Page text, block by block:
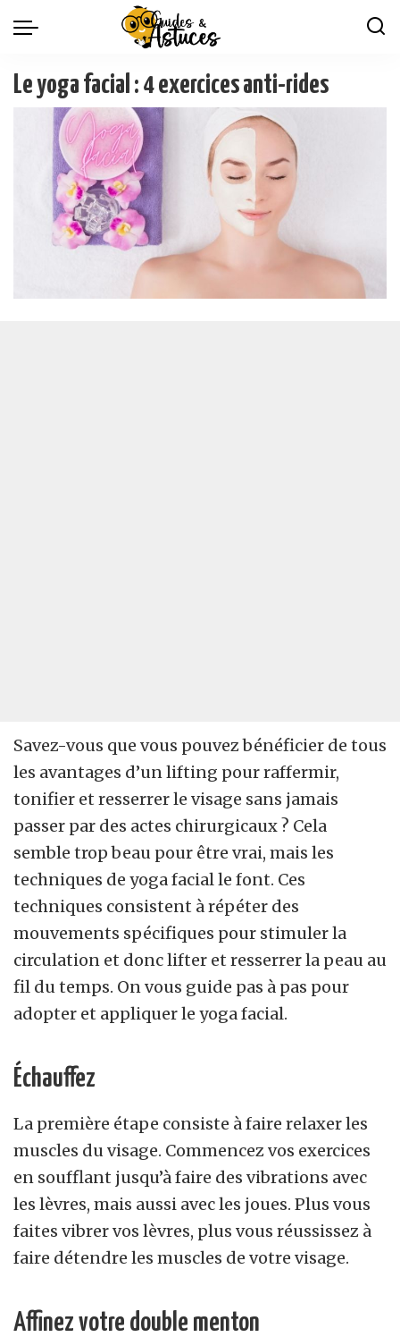
Le yoga facial : 4 exercices anti-rides
Savez-vous que vous pouvez bénéficier de tous
les avantages d’un lifting pour raffermir,
tonifier et resserrer le visage sans jamais
passer par des actes chirurgicaux ? Cela
semble trop beau pour être vrai, mais les
techniques de yoga facial le font. Ces
techniques consistent à répéter des
mouvements spécifiques pour stimuler la
circulation et donc lifter et resserrer la peau au
fil du temps. On vous guide pas à pas pour
adopter et appliquer le yoga facial.
Échauffez
La première étape consiste à faire relaxer les
muscles du visage. Commencez vos exercices
en soufflant jusqu’à faire des vibrations avec
les lèvres, mais aussi avec les joues. Plus vous
faites vibrer vos lèvres, plus vous réussissez à
faire détendre les muscles de votre visage.
Affinez votre double menton